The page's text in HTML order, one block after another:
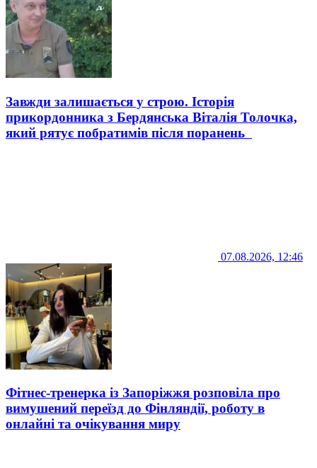
Завжди залишається у строю. Історія
прикордонника з Бердянська Віталія Толочка,
який рятує побратимів після поранень
07.08.2026, 12:46
Фітнес-тренерка із Запоріжжя розповіла про
вимушений переїзд до Фінляндії, роботу в
онлайні та очікування миру